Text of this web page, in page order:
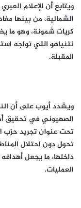
ويتابع أن الإعلام
الشمالية، من بينها
كريات شمونة، وهو ما
نتنياهو التي تواجه
المقبلة.
ويشدد أيوب على أن
الصهيوني في تحقيق
تحت عنوان تجريد حزب
تحول دون احتلال
داخلها، ما يجعل
العمليات.